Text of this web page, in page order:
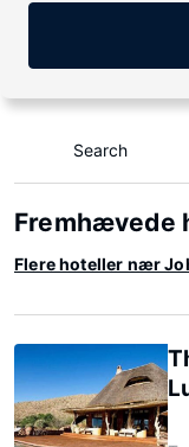
Search
Fremhævede
Flere hoteller nær